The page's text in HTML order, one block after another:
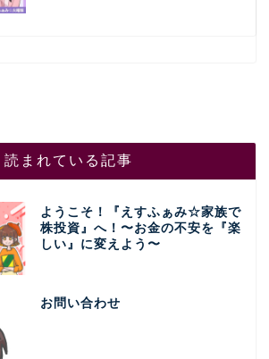
読まれている記事
ようこそ！『えすふぁみ☆家族で
株投資』へ！〜お金の不安を『楽
しい』に変えよう〜
お問い合わせ